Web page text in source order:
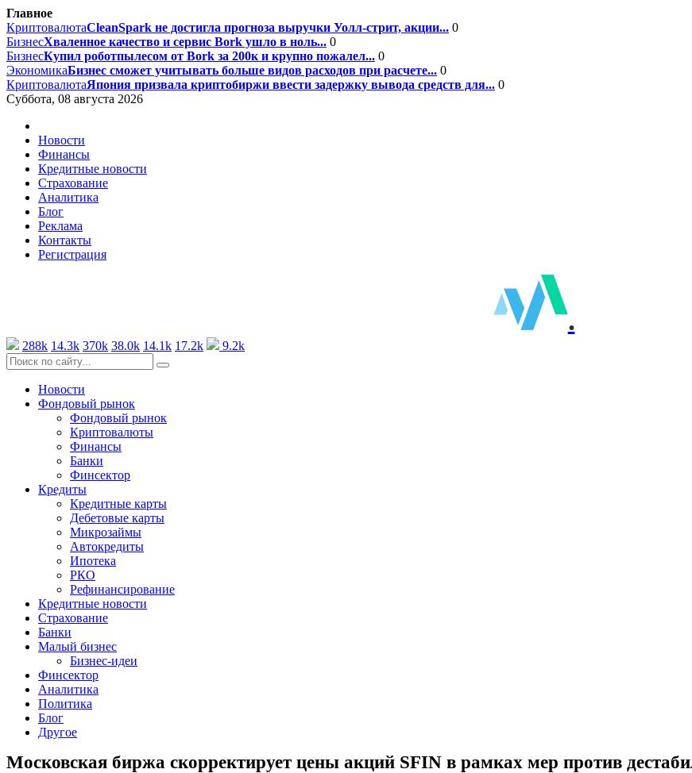
Главное
КриптовалютаCleanSpark не достигла прогноза выручки Уолл-стрит, акции... 0
БизнесХваленное качество и сервис Bork ушло в ноль... 0
БизнесКупил роботпылесом от Bork за 200к и крупно пожалел... 0
ЭкономикаБизнес сможет учитывать больше видов расходов при расчете... 0
КриптовалютаЯпония призвала криптобиржи ввести задержку вывода средств для... 0
Суббота, 08 августа 2026
Новости
Финансы
Кредитные новости
Страхование
Аналитика
Блог
Реклама
Контакты
Регистрация
.
288k 14.3k 370k 38.0k 14.1k 17.2k 9.2k
Новости
Фондовый рынок
Фондовый рынок
Криптовалюты
Финансы
Банки
Финсектор
Кредиты
Кредитные карты
Дебетовые карты
Микрозаймы
Автокредиты
Ипотека
РКО
Рефинансирование
Кредитные новости
Страхование
Банки
Малый бизнес
Бизнес-идеи
Финсектор
Аналитика
Политика
Блог
Другое
Московская биржа скорректирует цены акций SFIN в рамках мер против